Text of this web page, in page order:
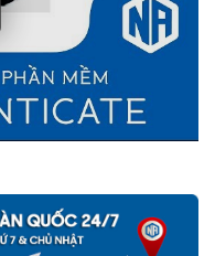
phân phối đều được
hàng hoàn toàn yên tâm
SKF chính hãng.